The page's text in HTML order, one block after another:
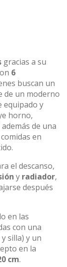
gracias a su
6
buscan un
de un moderno
equipado y
horno,
además de una
en
el descanso,
y radiador,
después
en las
con una
silla) y un
en la
cm.